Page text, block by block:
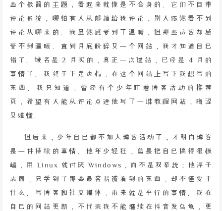
些个极简的主题，看起来就像是不合身的。它们不自带
评论系统，哪怕有人从邮箱给我评论，别人依然看不到
评论从哪来的。我虽然感受到了温暖，但那些访客却感
受不到温暖。直到月底粉碎又一个网站，我才知道自己
错了。域名是 2 月买的，真正一次建站，已经是 4 月的
事情了。我终于下定决心，在这个网站上写下我想写的
东西。我只知道，曾经有个少年盯着博客活动的推荐
页，希望有人能从评论点进他写了一堆教程网站，晦涩
又难懂。
但后来，少年自己都不加入博客活动了，才明白博客
是一件持续的事情。他年少轻狂，总是把自己搞得很极
端，用 Linux 就讨厌 Windows，而不是双系统；他浮于
表面，只学到了那些最容易被看到的东西，却不懂要干
什么。写博客和社交媒体，本来就是平行的事情。我在
自己的网站更新，不代表我不能继续在抖音发乌龟，更